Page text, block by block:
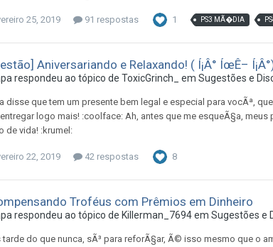
25, 2019 91 respostas 1 PS3 MÃ�DIA
Aniversariando e Relaxando! ( Í¡Â° ÍœÊ–
respondeu ao tópico deToxicGrinch_ emSugestões e
disse que tem um presente bem legal e especial para vocÃª,
logo mais! :coolface: Ah, antes que me esqueÃ§a,
de vida! :krumel:
22, 2019 42 respostas 8
Troféus com Prêmios em Dinheiro
respondeu ao tópico de Killerman_7694emSugestões e
tarde do que nunca, sÃ³ para reforÃ§ar, Ã© isso mesmo que o